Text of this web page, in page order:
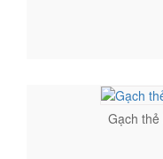
Gạch